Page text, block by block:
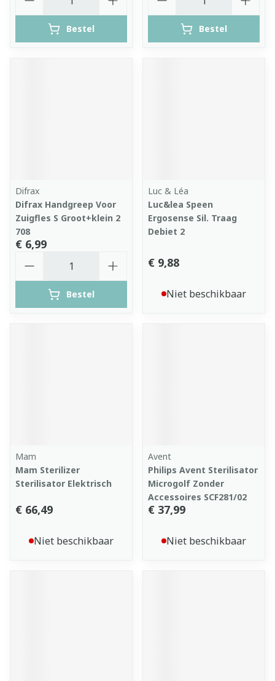
Bestel Bestel
Difrax
Difrax Handgreep Voor
Zuigfles S Groot+klein 2
708
€ 6,99
Bestel
Luc & Léa
Luc&lea Speen
Ergosense Sil. Traag
Debiet 2
€ 9,88
Niet beschikbaar
Mam
Mam Sterilizer
Sterilisator Elektrisch
€ 66,49
Niet beschikbaar
Avent
Philips Avent Sterilisator
Microgolf Zonder
Accessoires SCF281/02
€ 37,99
Niet beschikbaar